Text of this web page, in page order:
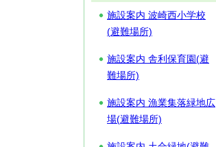
施設案内 波崎西小学校
(避難場所)
施設案内 舎利保育園(避
難場所)
施設案内 漁業集落緑地広
場(避難場所)